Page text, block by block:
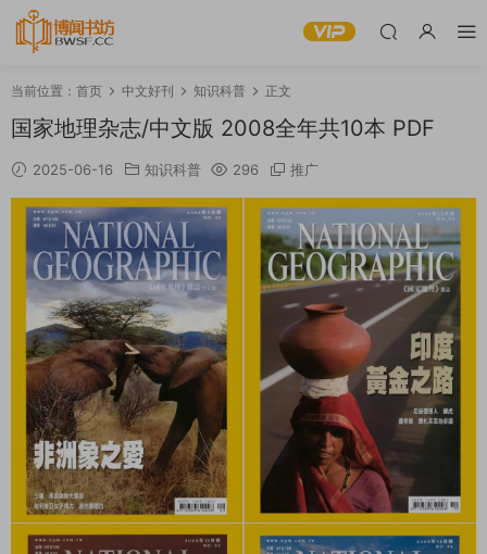
当前位置： 首页 中文好刊 知识科普 正文
国家地理杂志/中文版 2008全年共10本 PDF
2025-06-16 知识科普 296 推广